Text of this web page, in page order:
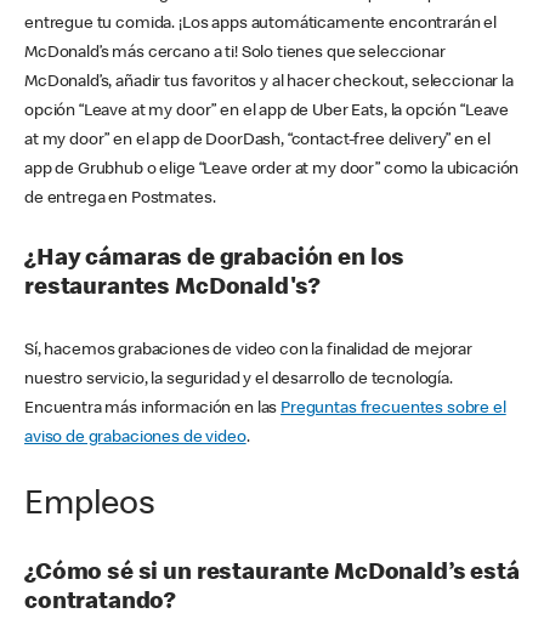
entregue tu comida. ¡Los apps automáticamente encontrarán el
McDonald’s más cercano a ti! Solo tienes que seleccionar
McDonald’s, añadir tus favoritos y al hacer checkout, seleccionar la
opción “Leave at my door” en el app de Uber Eats, la opción “Leave
at my door” en el app de DoorDash, “contact-free delivery” en el
app de Grubhub o elige “Leave order at my door” como la ubicación
de entrega en Postmates.
¿Hay cámaras de grabación en los
restaurantes McDonald's?
Sí, hacemos grabaciones de video con la finalidad de mejorar
nuestro servicio, la seguridad y el desarrollo de tecnología.
Encuentra más información en las Preguntas frecuentes sobre el
aviso de grabaciones de video.
Empleos
¿Cómo sé si un restaurante McDonald’s está
contratando?